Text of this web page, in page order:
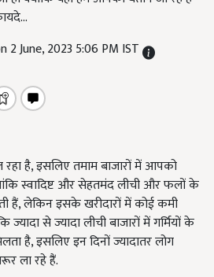
2 June, 2023 5:06 PM IST
है, इसलिए तमाम बाजारों में आपको
स्वादिष्ट और सेहतमंद लीची और फलों के
हैं, लेकिन इसके खरीदारों में कोई कमी
से ज्यादा लीची बाजारों में गर्मियों के
है, इसलिए इन दिनों ज्यादातर लोग
ला रहे हैं.